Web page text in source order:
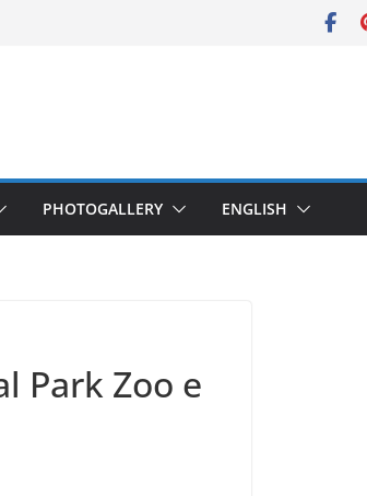
PHOTOGALLERY ENGLISH
Park Zoo e